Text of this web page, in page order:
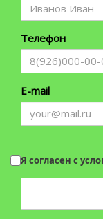
Телефон
E-mail
Я согласен с